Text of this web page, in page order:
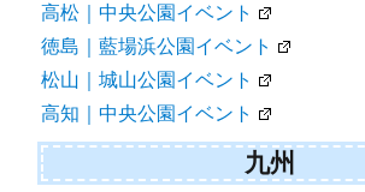
高松｜中央公園イベント
徳島｜藍場浜公園イベント
松山｜城山公園イベント
高知｜中央公園イベント
九州